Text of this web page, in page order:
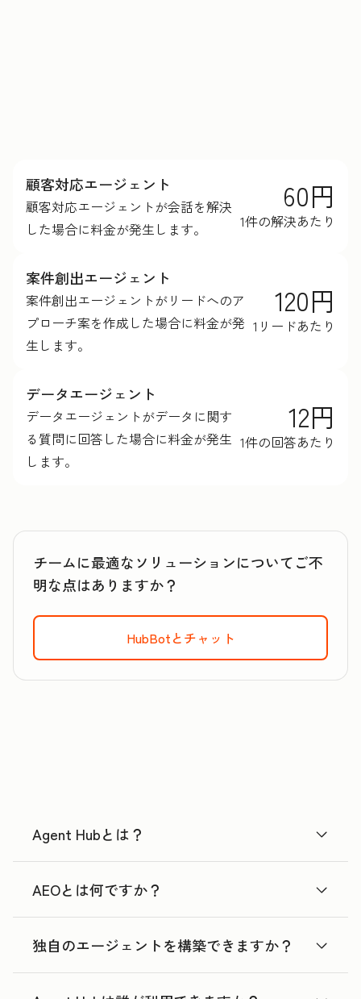
顧客対応エージェント
顧客対応エージェントが会話を解決
した場合に料金が発生します。
60円
1件の解決あたり
案件創出エージェント
案件創出エージェントがリードへのア
プローチ案を作成した場合に料金が発
生します。
120円
1リードあたり
データエージェント
データエージェントがデータに関す
る質問に回答した場合に料金が発生
します。
12円
1件の回答あたり
チームに最適なソリューションについてご不
明な点はありますか？
HubBotとチャット
Agent Hubとは？
AEOとは何ですか？
独自のエージェントを構築できますか？